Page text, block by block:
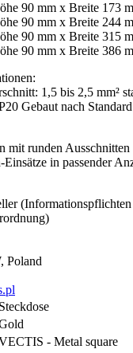
90 mm x Breite 173
90 mm x Breite 244
90 mm x Breite 315
90 mm x Breite 386
1,5 bis 2,5 mm²
Gebaut nach
mit runden Ausschnitten
in passender
Poland
Steckdose
- Metal square